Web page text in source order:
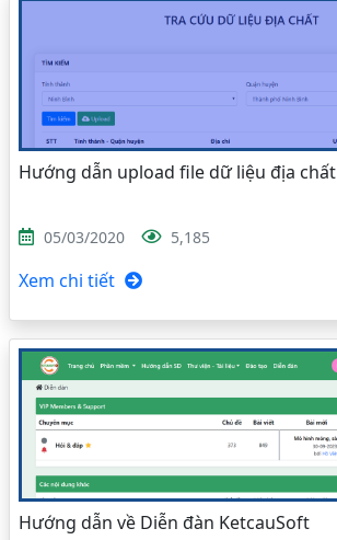
Hướng dẫn upload file dữ liệu địa chất
05/03/2020 5,185
Xem chi tiết
Hướng dẫn về Diễn đàn KetcauSoft